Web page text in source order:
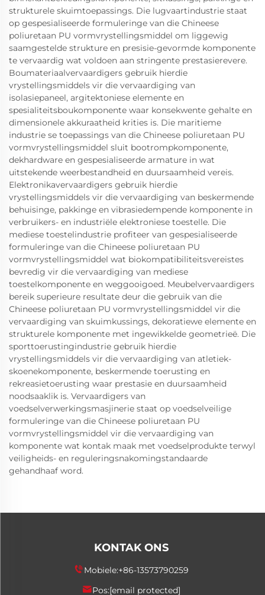
strukturele skuimtoepassings. Die lugvaartindustrie staat
op gespesialiseerde formuleringe van die Chineese
poliuretaan PU vormvrystellingsmiddel om liggewig
saamgestelde strukture en presisie-gevormde komponente
te vervaardig wat voldoen aan stringente prestasierevere.
Boumateriaalvervaardigers gebruik hierdie
vrystellingsmiddels vir die vervaardiging van
isolasiepaneel, argitektoniese elemente en
spesialiteitsboukomponente waar konsekwente gehalte en
dimensionele akkuraatheid krities is. Die maritieme
industrie se toepassings van die Chineese poliuretaan PU
vormvrystellingsmiddel sluit bootrompkomponente,
dekhardware en gespesialiseerde armature in wat
uitstekende weerbestandheid en duursaamheid vereis.
Elektronikavervaardigers gebruik hierdie
vrystellingsmiddels vir die vervaardiging van beskermende
behuisinge, pakkinge en vibrasiedempende komponente in
verbruikers- en industriële elektroniese toestelle. Die
mediese toestelindustrie profiteer van gespesialiseerde
formuleringe van die Chineese poliuretaan PU
vormvrystellingsmiddel wat biokompatibiliteitsvereistes
bevredig vir die vervaardiging van mediese
toestelkomponente en weggooigoed. Meubelvervaardigers
bereik superieure resultate deur die gebruik van die
Chineese poliuretaan PU vormvrystellingsmiddel vir die
vervaardiging van skuimkussings, dekoratiewe elemente en
strukturele komponente met ingewikkelde geometrieë. Die
sporttoerustingindustrie gebruik hierdie
vrystellingsmiddels vir die vervaardiging van atletiek-
skoenekomponente, beskermende toerusting en
rekreasietoerusting waar prestasie en duursaamheid
noodsaaklik is. Vervaardigers van
voedselverwerkingsmasjinerie staat op voedselveilige
formuleringe van die Chineese poliuretaan PU
vormvrystellingsmiddel vir die vervaardiging van
komponente wat kontak maak met voedselprodukte terwyl
veiligheids- en reguleringsnakomingstandaarde
gehandhaaf word.
KONTAK ONS
Mobiele:+86-13573790259
Pos:[email protected]